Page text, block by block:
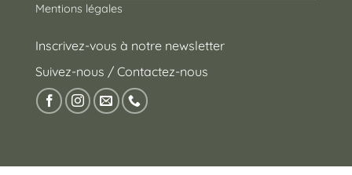
Mentions légales
Inscrivez-vous à notre newsletter
Suivez-nous / Contactez-nous